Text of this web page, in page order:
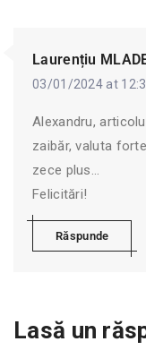
Laurențiu
03/01/2024 at
Alexandru,
zaibăr, valuta
zece plus…
Felicitări!
Răspunde
Lasă un